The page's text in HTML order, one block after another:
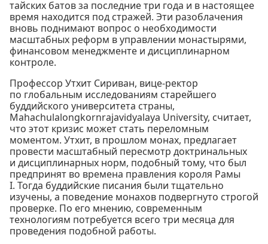
тайских батов за последние три года и в настоящее
время находится под стражей. Эти разоблачения
вновь поднимают вопрос о необходимости
масштабных реформ в управлении монастырями,
финансовом менеджменте и дисциплинарном
контроле.
Профессор Утхит Сириван, вице-ректор
по глобальным исследованиям старейшего
буддийского университета страны,
Mahachulalongkornrajavidyalaya University, считает,
что этот кризис может стать переломным
моментом. Утхит, в прошлом монах, предлагает
провести масштабный пересмотр доктринальных
и дисциплинарных норм, подобный тому, что был
предпринят во времена правления короля Рамы
I. Тогда буддийские писания были тщательно
изучены, а поведение монахов подвергнуто строгой
проверке. По его мнению, современным
технологиям потребуется всего три месяца для
проведения подобной работы.